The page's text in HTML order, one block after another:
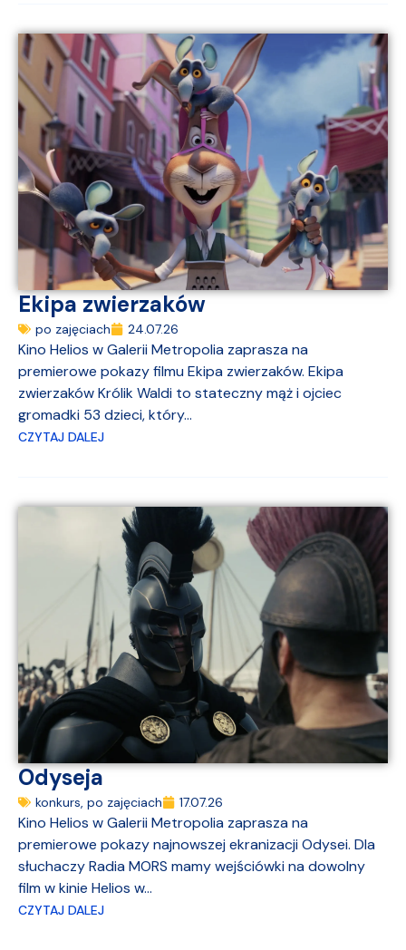
Ekipa zwierzaków
po zajęciach 24.07.26
Kino Helios w Galerii Metropolia zaprasza na
premierowe pokazy filmu Ekipa zwierzaków. Ekipa
zwierzaków Królik Waldi to stateczny mąż i ojciec
gromadki 53 dzieci, który...
CZYTAJ DALEJ
Odyseja
konkurs, po zajęciach 17.07.26
Kino Helios w Galerii Metropolia zaprasza na
premierowe pokazy najnowszej ekranizacji Odysei. Dla
słuchaczy Radia MORS mamy wejściówki na dowolny
film w kinie Helios w...
CZYTAJ DALEJ